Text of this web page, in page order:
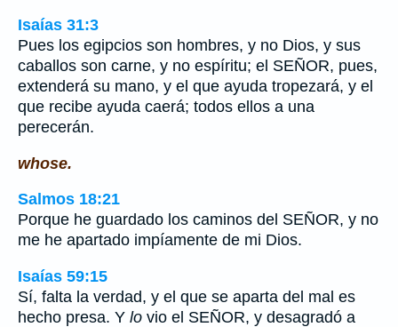
Isaías 31:3
Pues los egipcios son hombres, y no Dios, y sus
caballos son carne, y no espíritu; el SEÑOR, pues,
extenderá su mano, y el que ayuda tropezará, y el
que recibe ayuda caerá; todos ellos a una
perecerán.
whose.
Salmos 18:21
Porque he guardado los caminos del SEÑOR, y no
me he apartado impíamente de mi Dios.
Isaías 59:15
Sí, falta la verdad, y el que se aparta del mal es
hecho presa. Y lo vio el SEÑOR, y desagradó a